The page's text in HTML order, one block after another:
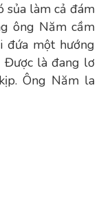
sủa làm cả đám
ông Năm cầm
đứa một hướng
Được là đang lơ
Ông Năm la